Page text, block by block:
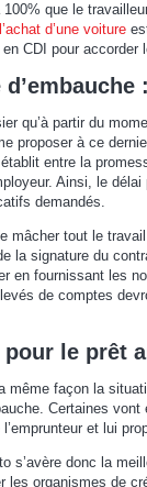
que le
d’une voiture
CDI pour accorder
qu’à partir du
proposer à ce
entre la
Ainsi, le
demandés.
mâcher tout le
la signature du
en fournissant les
de comptes
le prêt
même façon la
Certaines
et lui
s’avère donc la
organismes de